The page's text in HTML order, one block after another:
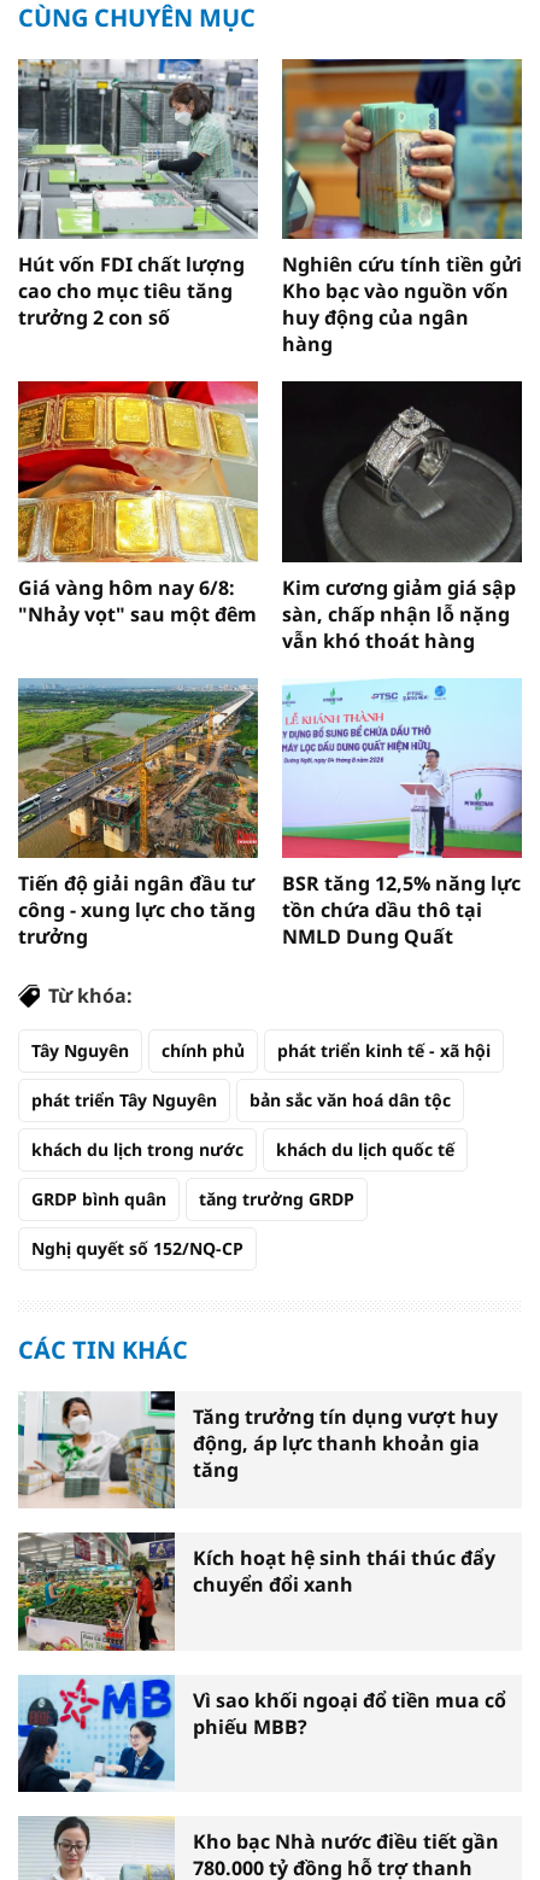
CÙNG CHUYÊN MỤC
Hút vốn FDI chất lượng
cao cho mục tiêu tăng
trưởng 2 con số
Nghiên cứu tính tiền gửi
Kho bạc vào nguồn vốn
huy động của ngân
hàng
Giá vàng hôm nay 6/8:
"Nhảy vọt" sau một đêm
Kim cương giảm giá sập
sàn, chấp nhận lỗ nặng
vẫn khó thoát hàng
Tiến độ giải ngân đầu tư
công - xung lực cho tăng
trưởng
BSR tăng 12,5% năng lực
tồn chứa dầu thô tại
NMLD Dung Quất
Từ khóa:
Tây Nguyên chính phủ phát triển kinh tế - xã hội
phát triển Tây Nguyên bản sắc văn hoá dân tộc
khách du lịch trong nước khách du lịch quốc tế
GRDP bình quân tăng trưởng GRDP
Nghị quyết số 152/NQ-CP
CÁC TIN KHÁC
Tăng trưởng tín dụng vượt huy
động, áp lực thanh khoản gia
tăng
Kích hoạt hệ sinh thái thúc đẩy
chuyển đổi xanh
Vì sao khối ngoại đổ tiền mua cổ
phiếu MBB?
Kho bạc Nhà nước điều tiết gần
780.000 tỷ đồng hỗ trợ thanh